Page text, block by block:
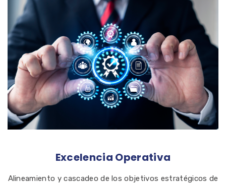
Excelencia Operativa
Alineamiento y cascadeo de los objetivos estratégicos de